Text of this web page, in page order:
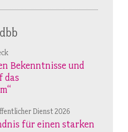
Bekenntnisse und
das
Dienst 2026
für einen starken